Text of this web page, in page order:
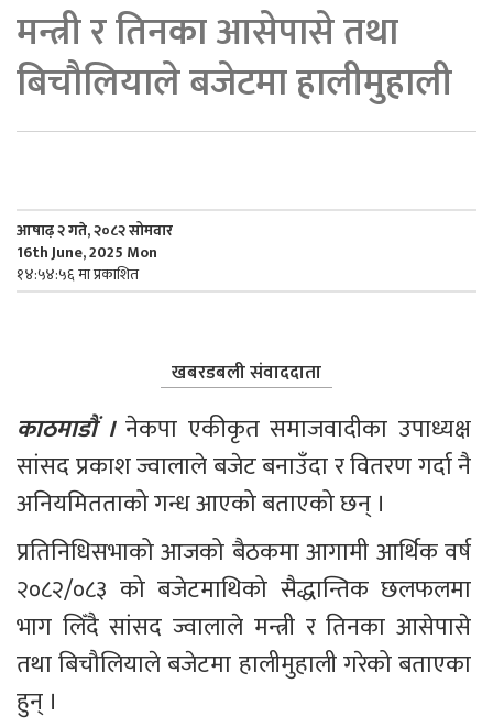
मन्त्री र तिनका आसेपासे तथा
बिचौलियाले बजेटमा हालीमुहाली
आषाढ़ २ गते, २०८२ सोमवार
16th June, 2025 Mon
१४:५४:५६ मा प्रकाशित
खबरडबली संवाददाता
काठमाडौं । नेकपा एकीकृत समाजवादीका उपाध्यक्ष
सांसद प्रकाश ज्वालाले बजेट बनाउँदा र वितरण गर्दा नै
अनियमितताको गन्ध आएको बताएको छन् ।
प्रतिनिधिसभाको आजको बैठकमा आगामी आर्थिक वर्ष
२०८२/०८३ को बजेटमाथिको सैद्धान्तिक छलफलमा
भाग लिँदै सांसद ज्वालाले मन्त्री र तिनका आसेपासे
तथा बिचौलियाले बजेटमा हालीमुहाली गरेको बताएका
हुन् ।